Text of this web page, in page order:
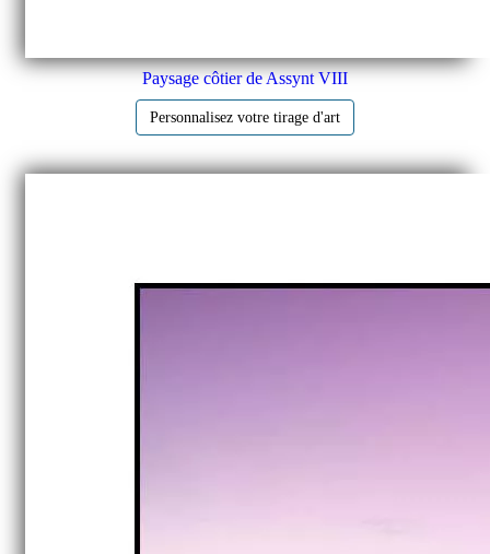
Paysage côtier de Assynt VIII
Personnalisez votre tirage d'art